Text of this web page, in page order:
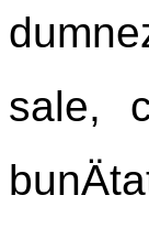
sale,